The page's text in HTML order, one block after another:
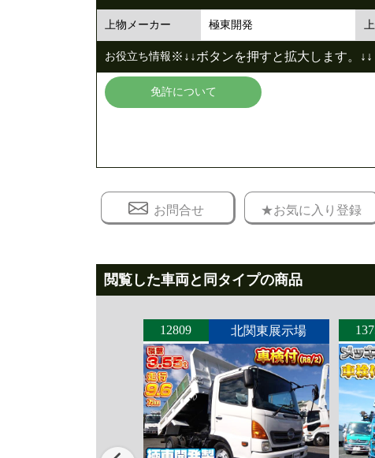
上物メーカー 極東開発
お役立ち情報 ※↓↓ボタンを押すと拡大します。↓↓
免許について
お問合せ ★お気に入り登録
閲覧した車両と同タイプの商品
12809 北関東展示場